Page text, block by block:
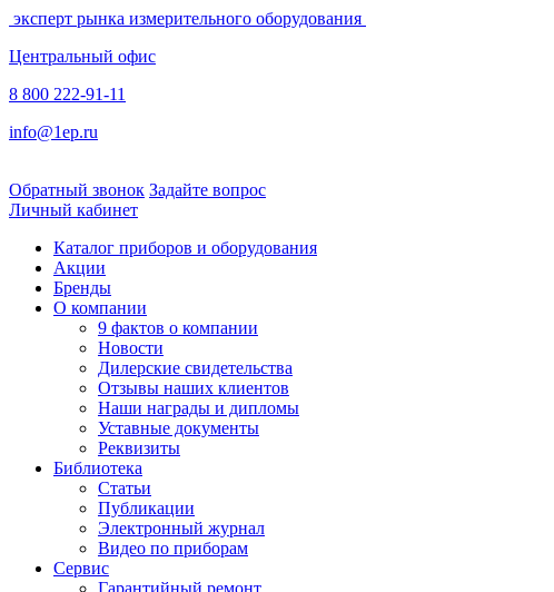
эксперт рынка измерительного оборудования
Центральный офис
8 800 222-91-11
info@1ep.ru
Обратный звонок Задайте вопрос
Личный кабинет
Каталог приборов и оборудования
Акции
Бренды
О компании
9 фактов о компании
Новости
Дилерские свидетельства
Отзывы наших клиентов
Наши награды и дипломы
Уставные документы
Реквизиты
Библиотека
Статьи
Публикации
Электронный журнал
Видео по приборам
Сервис
Гарантийный ремонт